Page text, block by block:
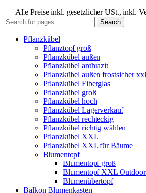
Alle Preise inkl. gesetzlicher USt., inkl.
Search
Pflanzkübel
Pflanztopf groß
Pflanzkübel außen
Pflanzkübel anthrazit
Pflanzkübel außen frostsicher xxl
Pflanzkübel Fiberglas
Pflanzkübel groß
Pflanzkübel hoch
Pflanzkübel Lagerverkauf
Pflanzkübel rechteckig
Pflanzkübel richtig wählen
Pflanzkübel XXL
Pflanzkübel XXL für Bäume
Blumentopf
Blumentopf groß
Blumentopf XXL Outdoor
Blumenübertopf
Balkon Blumenkasten